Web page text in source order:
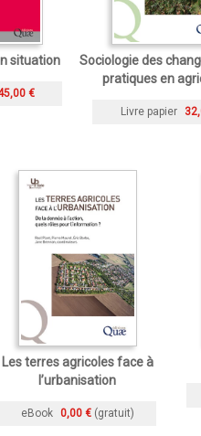
situation
€
Sociologie des
pratiques en
Livre papier
Les terres agricoles face à
l’urbanisation
eBook 0,00 € (gratuit)